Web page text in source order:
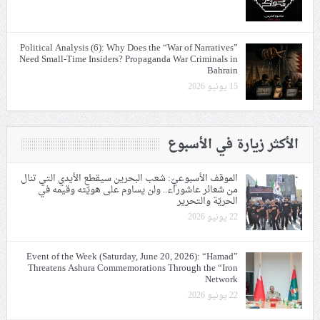
Political Analysis (6): Why Does the “War of Narratives”
Need Small-Time Insiders? Propaganda War Criminals in
Bahrain
15 يونيو 2026
الأكثر زيارة في الأسبوع
الموقف الأسبوعيّ: شعب البحرين سيقطع الأيدي التي تنال
من شعائر عاشوراء.. ولن يساوم على هويّته وقيمه في
الحريّة والتحرير
22 يونيو 2026
Event of the Week (Saturday, June 20, 2026): “Hamad”
Threatens Ashura Commemorations Through the “Iron
Network
22 يونيو 2026